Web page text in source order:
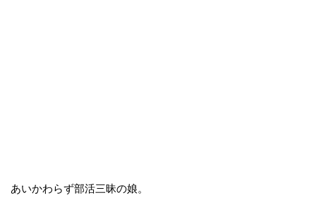
あいかわらず部活三昧の娘。